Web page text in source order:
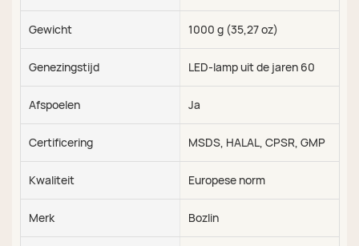
Gewicht 1000 g (35,27 oz)
Genezingstijd LED-lamp uit de jaren 60
Afspoelen Ja
Certificering MSDS, HALAL, CPSR, GMP
Kwaliteit Europese norm
Merk Bozlin